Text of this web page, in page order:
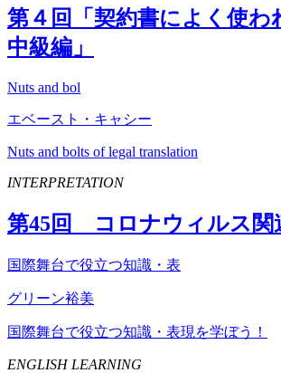
第４回「契約書によく使わ
中級編」
Nuts and bol
エベースト・キャシー
Nuts and bolts of legal translation
INTERPRETATION
第45回 コロナウィルス関
国際舞台で役立つ知識・表
グリーン裕美
国際舞台で役立つ知識・表現を学ぼう！
ENGLISH LEARNING